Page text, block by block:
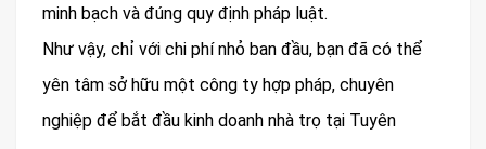
minh bạch và đúng quy định pháp luật.
Như vậy, chỉ với chi phí nhỏ ban đầu, bạn đã có thể
yên tâm sở hữu một công ty hợp pháp, chuyên
nghiệp để bắt đầu kinh doanh nhà trọ tại Tuyên